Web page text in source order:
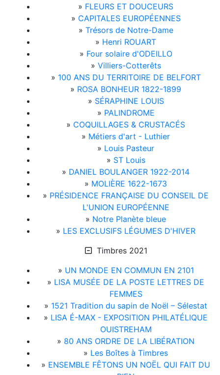
» FLEURS ET DOUCEURS
» CAPITALES EUROPÉENNES
» Trésors de Notre-Dame
» Henri ROUART
» Four solaire d'ODEILLO
» Villiers-Cotterêts
» 100 ANS DU TERRITOIRE DE BELFORT
» ROSA BONHEUR 1822-1899
» SÉRAPHINE LOUIS
» PALINDROME
» COQUILLAGES & CRUSTACÉS
» Métiers d'art - Luthier
» Louis Pasteur
» ST Louis
» DANIEL BOULANGER 1922-2014
» MOLIÈRE 1622-1673
» PRÉSIDENCE FRANÇAISE DU CONSEIL DE
L'UNION EUROPÉENNE
» Notre Planète bleue
» LES EXCLUSIFS LÉGUMES D'HIVER
Timbres 2021
» UN MONDE EN COMMUN EN 2101
» LISA MUSÉE DE LA POSTE LETTRES DE
FEMMES
» 1521 Tradition du sapin de Noël – Sélestat
» LISA É-MAX - EXPOSITION PHILATÉLIQUE
OUISTREHAM
» 80 ANS ORDRE DE LA LIBÉRATION
» Les Boîtes à Timbres
» ENSEMBLE FÊTONS UN NOËL QUI FAIT DU